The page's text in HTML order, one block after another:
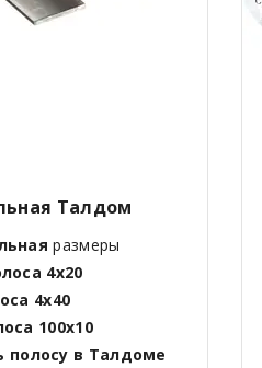
Талдом
размеры
4х20
4х40
100х10
полосу в Талдоме